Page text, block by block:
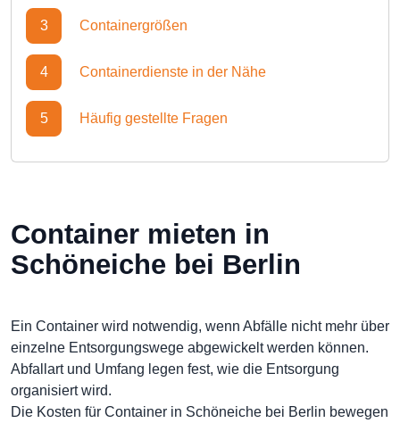
3 Containergrößen
4 Containerdienste in der Nähe
5 Häufig gestellte Fragen
Container mieten in
Schöneiche bei Berlin
Ein Container wird notwendig, wenn Abfälle nicht mehr über
einzelne Entsorgungswege abgewickelt werden können.
Abfallart und Umfang legen fest, wie die Entsorgung
organisiert wird.
Die Kosten für Container in Schöneiche bei Berlin bewegen